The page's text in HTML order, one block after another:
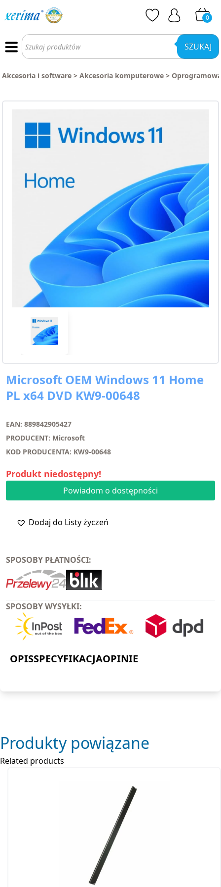
0
Wyszukiwarka
produktów SZUKAJ
Akcesoria i software > Akcesoria komputerowe >
Microsoft OEM Windows 11 Home
PL x64 DVD KW9-00648
EAN: 889842905427
PRODUCENT: Microsoft
KOD PRODUCENTA: KW9-00648
Produkt niedostępny!
Powiadom o dostępności
Dodaj do Listy życzeń
SPOSOBY PŁATNOŚCI:
SPOSOBY WYSYŁKI:
OPISSPECYFIKACJAOPINIE
Produkty powiązane
Related products